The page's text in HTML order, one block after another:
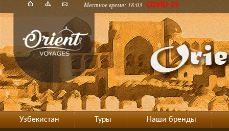
Местное время: 18:03 COVID-19
Узбекистан Туры Наши бренды